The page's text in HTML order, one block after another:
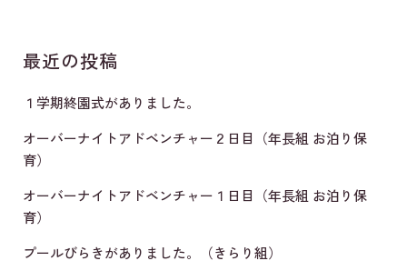
最近の投稿
１学期終園式がありました。
オーバーナイトアドベンチャー２日目（年長組 お泊り保
育）
オーバーナイトアドベンチャー１日目（年長組 お泊り保
育）
プールびらきがありました。（きらり組）